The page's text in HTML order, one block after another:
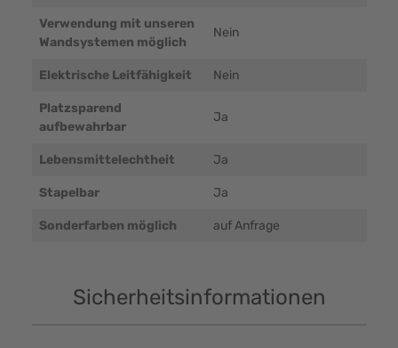
Verwendung mit unseren
Wandsystemen möglich
Nein
Elektrische Leitfähigkeit Nein
Platzsparend
aufbewahrbar
Ja
Lebensmittelechtheit Ja
Stapelbar Ja
Sonderfarben möglich auf Anfrage
Sicherheitsinformationen